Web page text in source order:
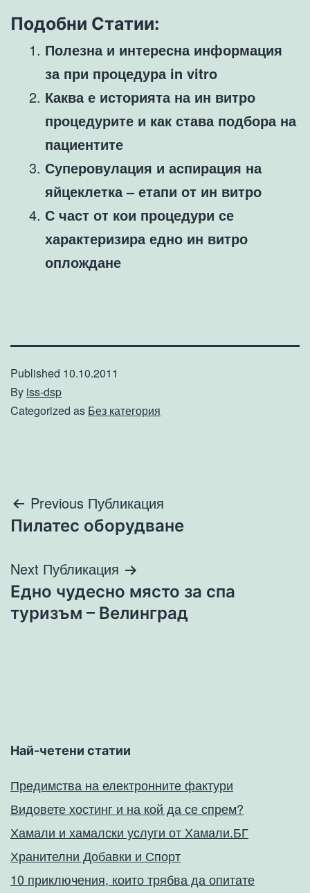
Подобни Статии:
Полезна и интересна информация
за при процедура in vitro
Каква е историята на ин витро
процедурите и как става подбора на
пациентите
Суперовулация и аспирация на
яйцеклетка – етапи от ин витро
С част от кои процедури се
характеризира едно ин витро
оплождане
Published 10.10.2011
By iss-dsp
Categorized as Без категория
Навигация
Previous Публикация
Пилатес оборудване
Next Публикация
Едно чудесно място за спа
туризъм – Велинград
Най-четени статии
Предимства на електронните фактури
Видовете хостинг и на кой да се спрем?
Хамали и хамалски услуги от Хамали.БГ
Хранителни Добавки и Спорт
10 приключения, които трябва да опитате